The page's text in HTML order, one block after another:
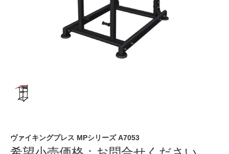
ヴァイキングプレス MPシリーズ A7053